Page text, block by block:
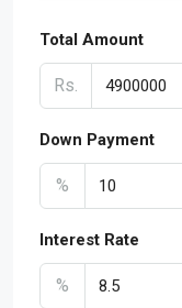
Total Amount
Rs.
Down Payment
%
Interest Rate
%